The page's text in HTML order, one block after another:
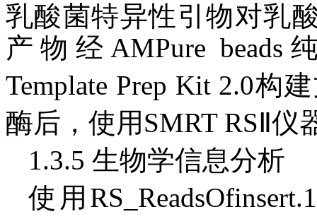
乳酸菌特异性引物对乳
产物经AMPure beads
Template Prep Kit 2.0构
酶后，使用SMRT RSⅡ仪
1.3.5 生物学信息分析
使用